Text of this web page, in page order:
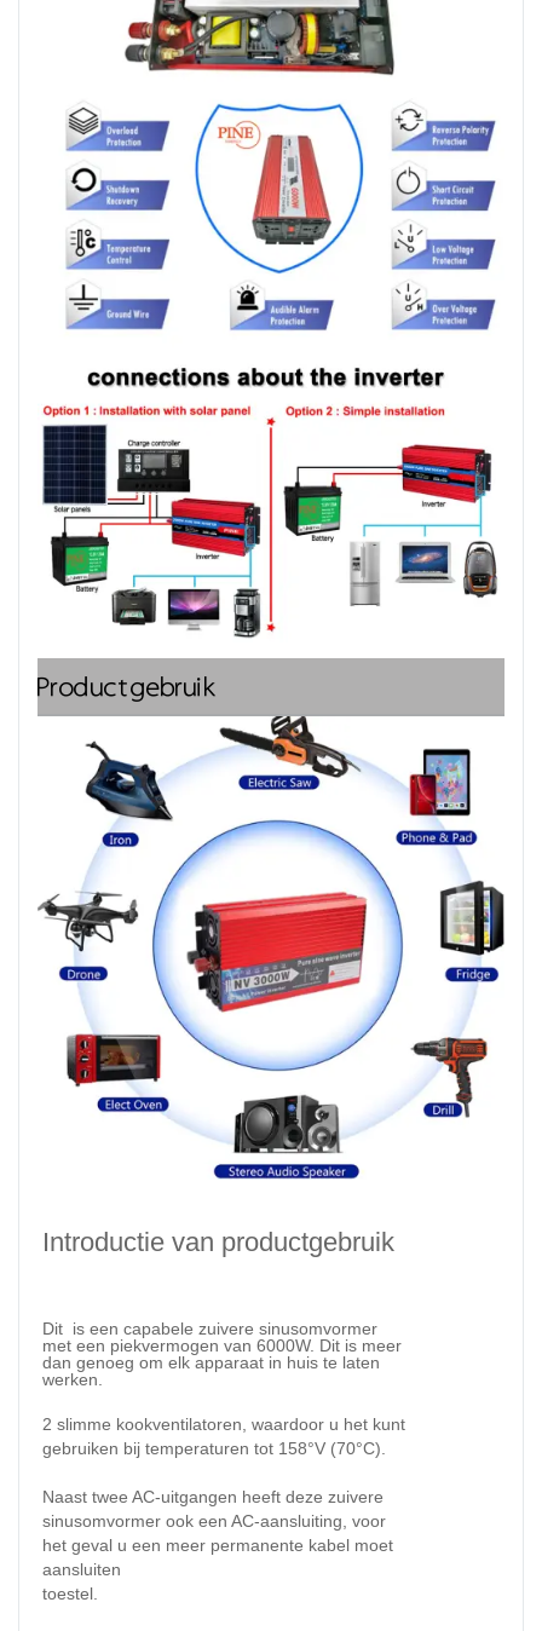
Productgebruik
Introductie van productgebruik
Dit is een capabele zuivere sinusomvormer
met een piekvermogen van 6000W. Dit is meer
dan genoeg om elk apparaat in huis te laten
werken.
2 slimme kookventilatoren , waardoor u het kunt
gebruiken bij temperaturen tot 158°V (70°C).
Naast twee AC-uitgangen heeft deze zuivere
sinusomvormer ook een AC-aansluiting, voor
het geval u een meer permanente kabel moet
aansluiten
toestel.